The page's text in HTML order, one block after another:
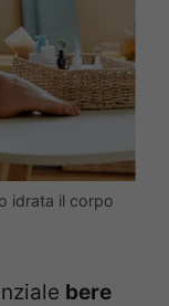
idrata il corpo
bere